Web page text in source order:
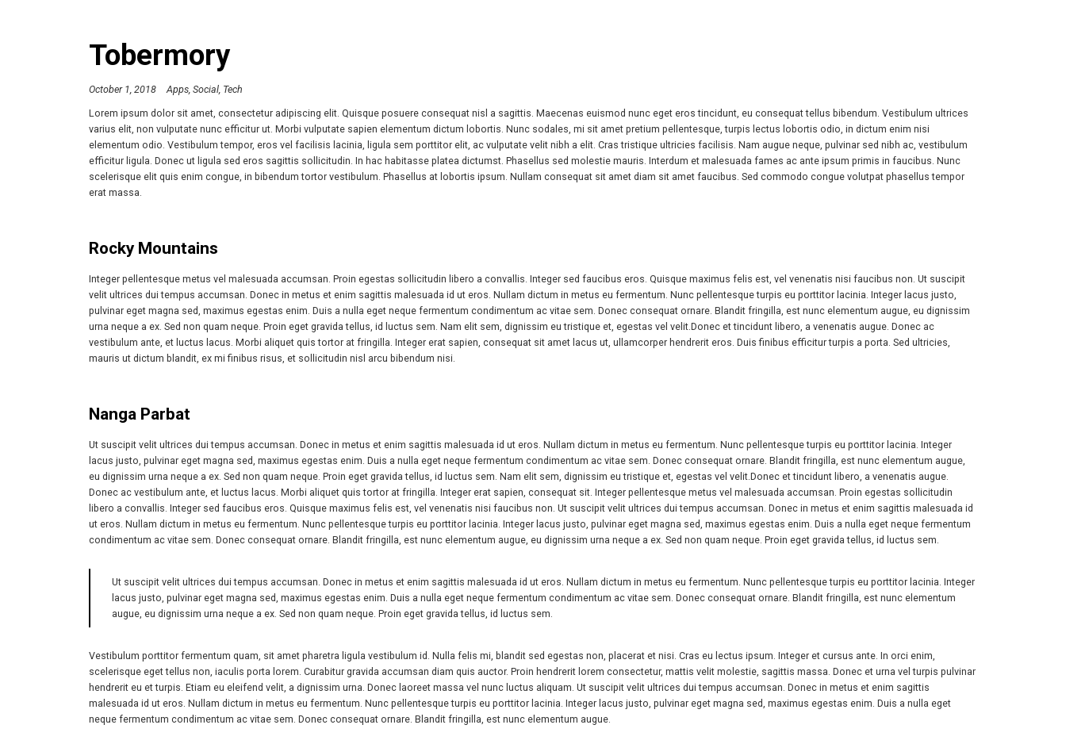
Tobermory
October 1, 2018 Apps Social Tech
Lorem ipsum dolor sit amet, consectetur adipiscing elit. Quisque posuere consequat nisl a sagittis. Maecenas euismod nunc eget eros tincidunt, eu consequat tellus bibendum. Vestibulum ultrices
varius elit, non vulputate nunc efficitur ut. Morbi vulputate sapien elementum dictum lobortis. Nunc sodales, mi sit amet pretium pellentesque, turpis lectus lobortis odio, in dictum enim nisi
elementum odio. Vestibulum tempor, eros vel facilisis lacinia, ligula sem porttitor elit, ac vulputate velit nibh a elit. Cras tristique ultricies facilisis. Nam augue neque, pulvinar sed nibh ac, vestibulum
efficitur ligula. Donec ut ligula sed eros sagittis sollicitudin. In hac habitasse platea dictumst. Phasellus sed molestie mauris. Interdum et malesuada fames ac ante ipsum primis in faucibus. Nunc
scelerisque elit quis enim congue, in bibendum tortor vestibulum. Phasellus at lobortis ipsum. Nullam consequat sit amet diam sit amet faucibus. Sed commodo congue volutpat phasellus tempor
erat massa.
Rocky Mountains
Integer pellentesque metus vel malesuada accumsan. Proin egestas sollicitudin libero a convallis. Integer sed faucibus eros. Quisque maximus felis est, vel venenatis nisi faucibus non. Ut suscipit
velit ultrices dui tempus accumsan. Donec in metus et enim sagittis malesuada id ut eros. Nullam dictum in metus eu fermentum. Nunc pellentesque turpis eu porttitor lacinia. Integer lacus justo,
pulvinar eget magna sed, maximus egestas enim. Duis a nulla eget neque fermentum condimentum ac vitae sem. Donec consequat ornare. Blandit fringilla, est nunc elementum augue, eu dignissim
urna neque a ex. Sed non quam neque. Proin eget gravida tellus, id luctus sem. Nam elit sem, dignissim eu tristique et, egestas vel velit.Donec et tincidunt libero, a venenatis augue. Donec ac
vestibulum ante, et luctus lacus. Morbi aliquet quis tortor at fringilla. Integer erat sapien, consequat sit amet lacus ut, ullamcorper hendrerit eros. Duis finibus efficitur turpis a porta. Sed ultricies,
mauris ut dictum blandit, ex mi finibus risus, et sollicitudin nisl arcu bibendum nisi.
Nanga Parbat
Ut suscipit velit ultrices dui tempus accumsan. Donec in metus et enim sagittis malesuada id ut eros. Nullam dictum in metus eu fermentum. Nunc pellentesque turpis eu porttitor lacinia. Integer
lacus justo, pulvinar eget magna sed, maximus egestas enim. Duis a nulla eget neque fermentum condimentum ac vitae sem. Donec consequat ornare. Blandit fringilla, est nunc elementum augue,
eu dignissim urna neque a ex. Sed non quam neque. Proin eget gravida tellus, id luctus sem. Nam elit sem, dignissim eu tristique et, egestas vel velit.Donec et tincidunt libero, a venenatis augue.
Donec ac vestibulum ante, et luctus lacus. Morbi aliquet quis tortor at fringilla. Integer erat sapien, consequat sit. Integer pellentesque metus vel malesuada accumsan. Proin egestas sollicitudin
libero a convallis. Integer sed faucibus eros. Quisque maximus felis est, vel venenatis nisi faucibus non. Ut suscipit velit ultrices dui tempus accumsan. Donec in metus et enim sagittis malesuada id
ut eros. Nullam dictum in metus eu fermentum. Nunc pellentesque turpis eu porttitor lacinia. Integer lacus justo, pulvinar eget magna sed, maximus egestas enim. Duis a nulla eget neque fermentum
condimentum ac vitae sem. Donec consequat ornare. Blandit fringilla, est nunc elementum augue, eu dignissim urna neque a ex. Sed non quam neque. Proin eget gravida tellus, id luctus sem.
Ut suscipit velit ultrices dui tempus accumsan. Donec in metus et enim sagittis malesuada id ut eros. Nullam dictum in metus eu fermentum. Nunc pellentesque turpis eu porttitor lacinia. Integer
lacus justo, pulvinar eget magna sed, maximus egestas enim. Duis a nulla eget neque fermentum condimentum ac vitae sem. Donec consequat ornare. Blandit fringilla, est nunc elementum
augue, eu dignissim urna neque a ex. Sed non quam neque. Proin eget gravida tellus, id luctus sem.
Vestibulum porttitor fermentum quam, sit amet pharetra ligula vestibulum id. Nulla felis mi, blandit sed egestas non, placerat et nisi. Cras eu lectus ipsum. Integer et cursus ante. In orci enim,
scelerisque eget tellus non, iaculis porta lorem. Curabitur gravida accumsan diam quis auctor. Proin hendrerit lorem consectetur, mattis velit molestie, sagittis massa. Donec et urna vel turpis pulvinar
hendrerit eu et turpis. Etiam eu eleifend velit, a dignissim urna. Donec laoreet massa vel nunc luctus aliquam. Ut suscipit velit ultrices dui tempus accumsan. Donec in metus et enim sagittis
malesuada id ut eros. Nullam dictum in metus eu fermentum. Nunc pellentesque turpis eu porttitor lacinia. Integer lacus justo, pulvinar eget magna sed, maximus egestas enim. Duis a nulla eget
neque fermentum condimentum ac vitae sem. Donec consequat ornare. Blandit fringilla, est nunc elementum augue.